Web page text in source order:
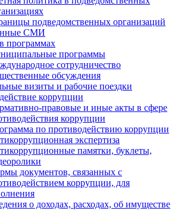
подведомственных организаций
СМИ
программах
программы
сотрудничество
обсуждения
визиты и рабочие поездки
коррупции
правовые и иные акты в сфере
коррупции
по противодействию коррупции
экспертиза
памятки, буклеты,
документов, связанных с
коррупции, для
о доходах, расходах, об имуществе